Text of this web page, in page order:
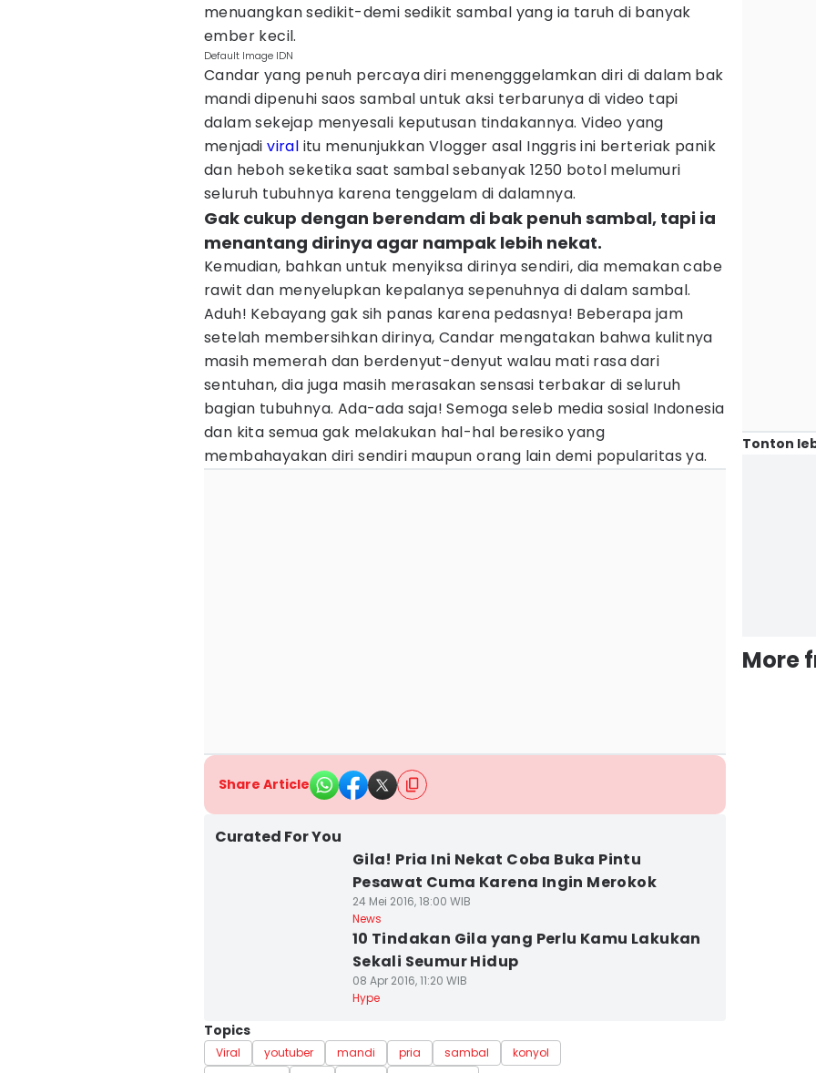
menuangkan sedikit-demi sedikit sambal yang ia taruh di banyak
ember kecil.
Default Image IDN
Candar yang penuh percaya diri menengggelamkan diri di dalam bak
mandi dipenuhi saos sambal untuk aksi terbarunya di video tapi
dalam sekejap menyesali keputusan tindakannya. Video yang
menjadiviral itu menunjukkan Vlogger asal Inggris ini berteriak panik
dan heboh seketika saat sambal sebanyak 1250 botol melumuri
seluruh tubuhnya karena tenggelam di dalamnya.
Gak cukup dengan berendam di bak penuh sambal, tapi ia
menantang dirinya agar nampak lebih nekat.
Kemudian, bahkan untuk menyiksa dirinya sendiri, dia memakan cabe
rawit dan menyelupkan kepalanya sepenuhnya di dalam sambal.
Aduh! Kebayang gak sih panas karena pedasnya! Beberapa jam
setelah membersihkan dirinya, Candar mengatakan bahwa kulitnya
masih memerah dan berdenyut-denyut walau mati rasa dari
sentuhan, dia juga masih merasakan sensasi terbakar di seluruh
bagian tubuhnya. Ada-ada saja! Semoga seleb media sosial Indonesia
dan kita semua gak melakukan hal-hal beresiko yang
membahayakan diri sendiri maupun orang lain demi popularitas ya.
Share Article
Curated For You
Gila! Pria Ini Nekat Coba Buka Pintu
Pesawat Cuma Karena Ingin Merokok
24 Mei 2016, 18:00 WIB
News
10 Tindakan Gila yang Perlu Kamu Lakukan
Sekali Seumur Hidup
08 Apr 2016, 11:20 WIB
Hype
Topics
Viral youtuber mandi pria sambal
konyol
Tonton
More